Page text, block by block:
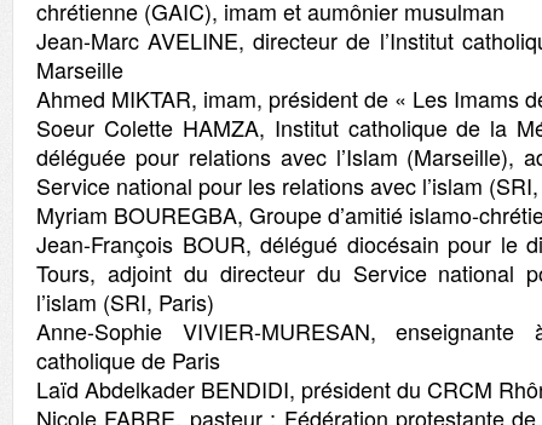
chrétienne (GAIC), imam et aumônier musulman
Jean-Marc AVELINE, directeur de l’Institut
Marseille
Ahmed MIKTAR, imam, président de « Les Imams
Soeur Colette HAMZA, Institut catholique de la
déléguée pour relations avec l’Islam (Marseille),
Service national pour les relations avec l’islam
Myriam BOUREGBA, Groupe d’amitié islamo-
Jean-François BOUR, délégué diocésain pour le
Tours, adjoint du directeur du Service national
l’islam (SRI, Paris)
Anne-Sophie VIVIER-MURESAN,
catholique de Paris
Laïd Abdelkader BENDIDI, président du CRCM
Nicole FABRE, pasteur ; Fédération protestante